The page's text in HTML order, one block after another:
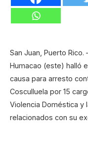
San Juan, Puerto Rico.
Humacao (este) halló
causa para arresto
Cosculluela por 15
Violencia Doméstica y
relacionados con su